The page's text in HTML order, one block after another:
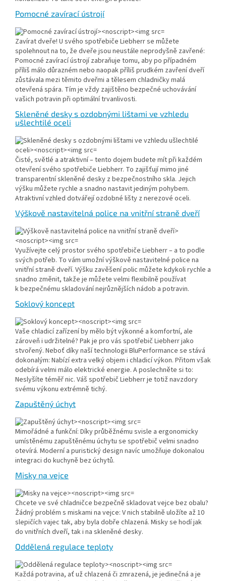
Pomocné zavírací ústrojí
Zavírat dveře! U svého spotřebiče Liebherr se můžete
spolehnout na to, že dveře jsou neustále neprodyšně zavřené:
Pomocné zavírací ústrojí zabraňuje tomu, aby po případném
příliš málo důrazném nebo naopak příliš prudkém zavření dveří
zůstávala mezi těmito dveřmi a tělesem chladničky malá
otevřená spára. Tím je vždy zajištěno bezpečné uchovávání
vašich potravin při optimální trvanlivosti.
Skleněné desky s ozdobnými lištami ve vzhledu
ušlechtilé oceli
Čisté, světlé a atraktivní – tento dojem budete mít při každém
otevření svého spotřebiče Liebherr. To zajišťují mimo jiné
transparentní skleněné desky z bezpečnostního skla. Jejich
výšku můžete rychle a snadno nastavit jediným pohybem.
Atraktivní vzhled dotvářejí ozdobné lišty z nerezové oceli.
Výškově nastavitelná police na vnitřní straně dveří
Využívejte celý prostor svého spotřebiče Liebherr – a to podle
svých potřeb. To vám umožní výškově nastavitelné police na
vnitřní straně dveří. Výšku zavěšení polic můžete kdykoli rychle a
snadno změnit, takže je můžete velmi flexibilně používat
k bezpečnému skladování nejrůznějších nádob a potravin.
Soklový koncept
Vaše chladicí zařízení by mělo být výkonné a komfortní, ale
zároveň i udržitelné? Pak je pro vás spotřebič Liebherr jako
stvořený. Neboť díky naší technologii BluPerformance se stává
dokonalým: Nabízí extra velký objem i chladicí výkon. Přitom však
odebírá velmi málo elektrické energie. A poslechněte si to:
Neslyšíte téměř nic. Váš spotřebič Liebherr je totiž navzdory
svému výkonu extrémně tichý.
Zapuštěný úchyt
Mimořádné a funkční: Díky průběžnému svisle a ergonomicky
umístěnému zapuštěnému úchytu se spotřebič velmi snadno
otevírá. Moderní a puristický design navíc umožňuje dokonalou
integraci do kuchyně bez úchytů.
Misky na vejce
Chcete ve své chladničce bezpečně skladovat vejce bez obalu?
Žádný problém s miskami na vejce: V nich stabilně uložíte až 10
slepičích vajec tak, aby byla dobře chlazená. Misky se hodí jak
do vnitřních dveří, tak i na skleněné desky.
Oddělená regulace teploty
Každá potravina, ať už chlazená či zmrazená, je jedinečná a je